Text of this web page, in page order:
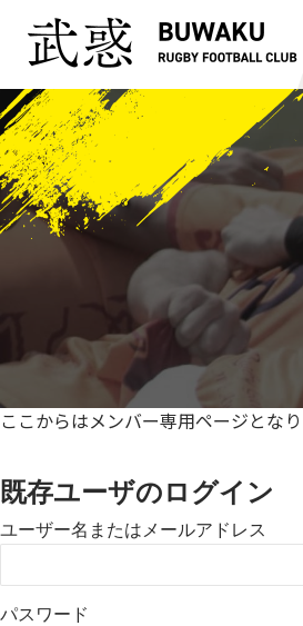
ここからはメンバー専用ページとな
既存ユーザのログイン
ユーザー名またはメールアドレス
パスワード